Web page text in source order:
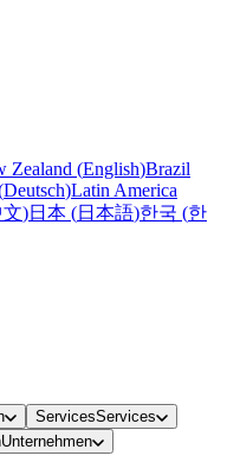
Zealand (English)Brazil
Deutsch)Latin America
)日本 (日本語)한국 (한
ServicesServices
Unternehmen